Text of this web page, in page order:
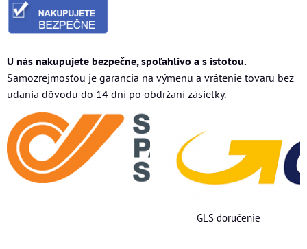
U nás nakupujete bezpečne, spoľahlivo a s istotou.
Samozrejmosťou je garancia na výmenu a vrátenie tovaru bez
udania dôvodu do 14 dní po obdržaní zásielky.
GLS doručenie